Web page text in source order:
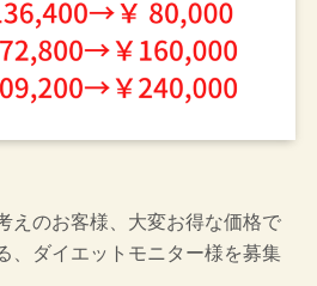
えのお客様、大変お得な価格で
、ダイエットモニター様を募集